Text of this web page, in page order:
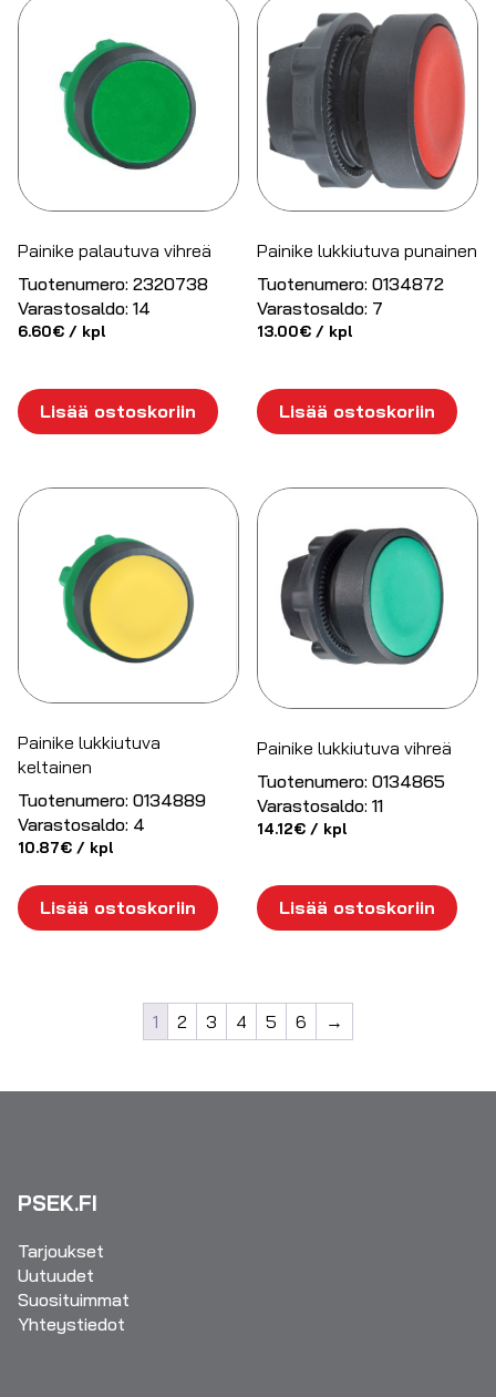
Painike palautuva vihreä
Tuotenumero: 2320738
Varastosaldo: 14
6.60€ / kpl
Lisää ostoskoriin
Painike lukkiutuva punainen
Tuotenumero: 0134872
Varastosaldo: 7
13.00€ / kpl
Lisää ostoskoriin
Painike lukkiutuva
keltainen
Tuotenumero: 0134889
Varastosaldo: 4
10.87€ / kpl
Lisää ostoskoriin
Painike lukkiutuva vihreä
Tuotenumero: 0134865
Varastosaldo: 11
14.12€ / kpl
Lisää ostoskoriin
1 2 3 4 5 6 →
PSEK.FI
Tarjoukset
Uutuudet
Suosituimmat
Yhteystiedot